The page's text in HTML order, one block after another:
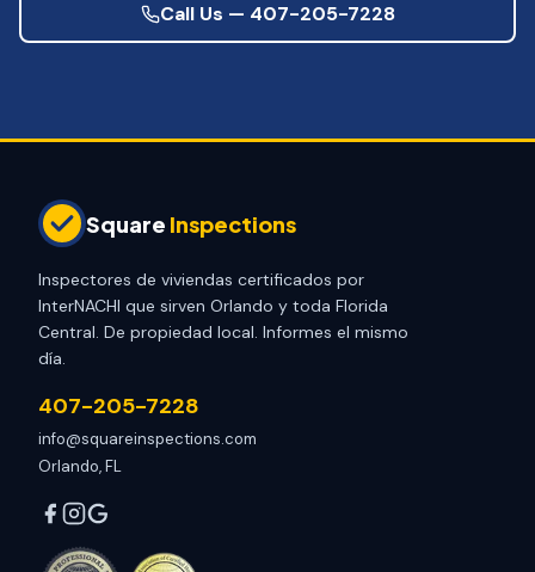
Call Us — 407-205-7228
Square Inspections
Inspectores de viviendas certificados por
InterNACHI que sirven Orlando y toda Florida
Central. De propiedad local. Informes el mismo
día.
407-205-7228
info@squareinspections.com
Orlando, FL